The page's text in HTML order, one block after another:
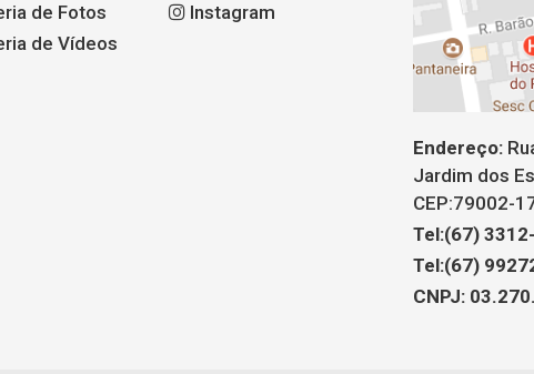
de Fotos
de Vídeos
Instagram
Endereço:
Jardim dos
CEP:79002-
Tel:(67)
Tel:(67)
CNPJ: